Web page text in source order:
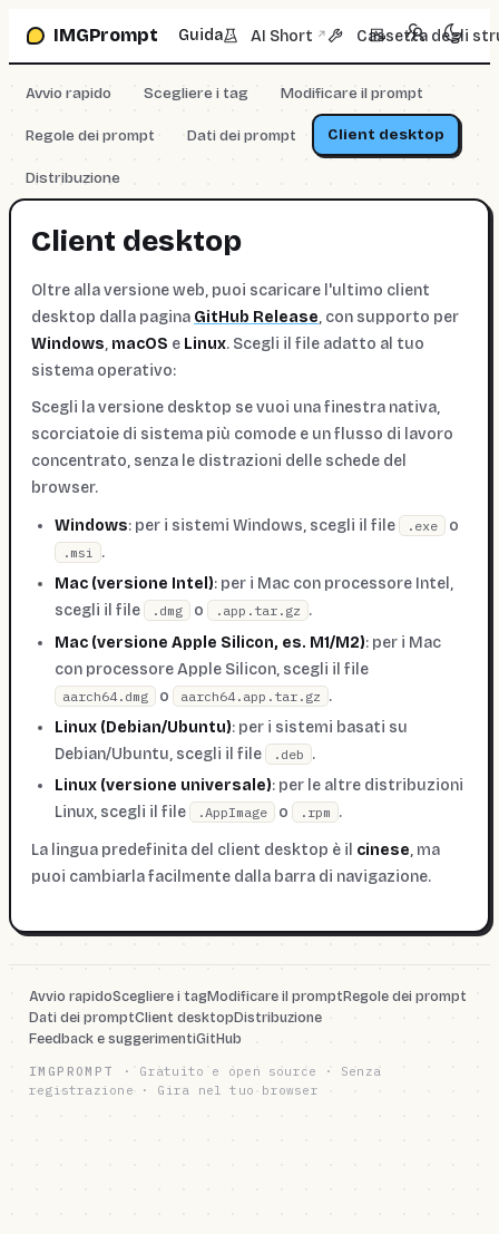
IMGPrompt Guida AI Short ↗ Cassetta degli
Avvio rapido Scegliere i tag Modificare il prompt
Regole dei prompt Dati dei prompt Client desktop
Distribuzione
Client desktop
Oltre alla versione web, puoi scaricare l'ultimo client
desktop dalla pagina GitHub Release, con supporto per
Windows, macOS e Linux. Scegli il file adatto al tuo
sistema operativo:
Scegli la versione desktop se vuoi una finestra nativa,
scorciatoie di sistema più comode e un flusso di lavoro
concentrato, senza le distrazioni delle schede del
browser.
Windows: per i sistemi Windows, scegli il file .exe o
.msi .
Mac (versione Intel): per i Mac con processore Intel,
scegli il file
.dmg o .app.tar.gz .
Mac (versione Apple Silicon, es. M1/M2): per i Mac
con processore Apple Silicon, scegli il file
aarch64.dmg o aarch64.app.tar.gz .
Linux (Debian/Ubuntu): per i sistemi basati su
Debian/Ubuntu, scegli il file
.deb .
Linux (versione universale): per le altre distribuzioni
Linux, scegli il file
.AppImage o .rpm .
La lingua predefinita del client desktop è il cinese, ma
puoi cambiarla facilmente dalla barra di navigazione.
Avvio rapidoScegliere i tagModificare il promptRegole dei prompt
Dati dei promptClient desktopDistribuzione
Feedback e suggerimentiGitHub
IMGPROMPT · Gratuito e open source · Senza
registrazione · Gira nel tuo browser